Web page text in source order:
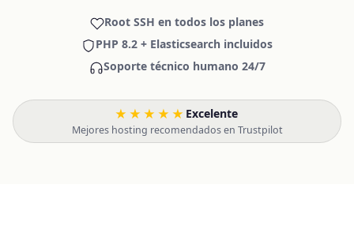
Root SSH en todos los planes
PHP 8.2 + Elasticsearch incluidos
Soporte técnico humano 24/7
★★★★★ Excelente·
Mejores hosting recomendados en Trustpilot